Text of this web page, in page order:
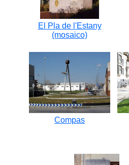
El Pla de l'Estany
(mosaico)
Compas